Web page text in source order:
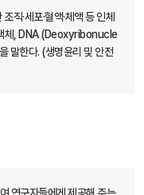
직·세포·혈액·체액 등 인체
체, DNA (Deoxyribonucle
한다. (생명윤리 및 안전